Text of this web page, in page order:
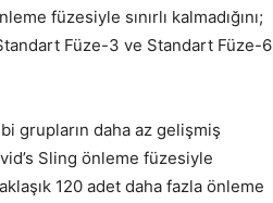
füzesiyle sınırlı kalmadığını;
Füze-3 ve Standart Füze-6
grupların daha az gelişmiş
Sling önleme füzesiyle
120 adet daha fazla önleme